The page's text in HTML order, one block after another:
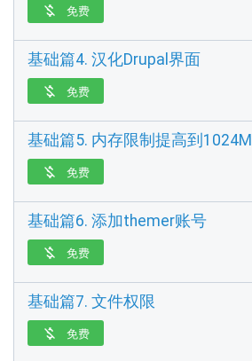
 免费
基础篇4. 汉化Drupal界面
 免费
基础篇5. 内存限制提高到1024M
 免费
基础篇6. 添加themer账号
 免费
基础篇7. 文件权限
 免费